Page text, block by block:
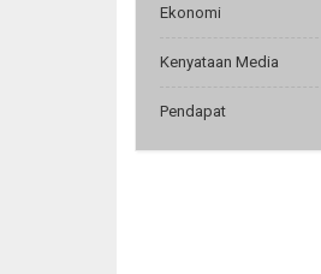
Ekonomi
Kenyataan Media
Pendapat